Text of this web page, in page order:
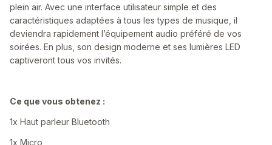
plein air. Avec une interface utilisateur simple et des
caractéristiques adaptées à tous les types de musique, il
deviendra rapidement l’équipement audio préféré de vos
soirées. En plus, son design moderne et ses lumières LED
captiveront tous vos invités.
Ce que vous obtenez :
1x Haut parleur Bluetooth
1x Micro